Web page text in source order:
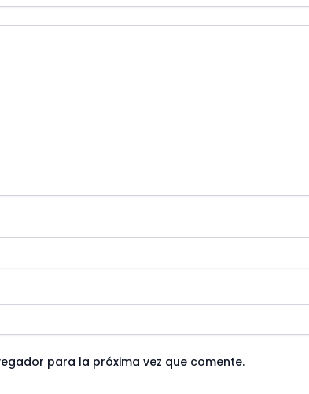
para la próxima vez que comente.